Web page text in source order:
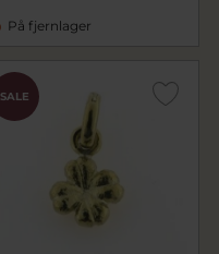
På fjernlager
SALE